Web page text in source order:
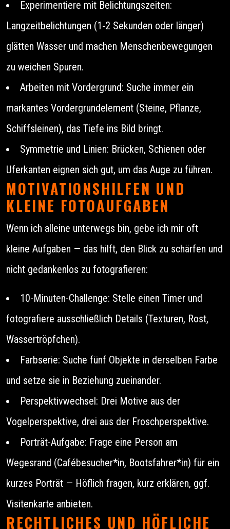
Experimentiere mit Belichtungszeiten:
Langzeitbelichtungen (1-2 Sekunden oder länger)
glätten Wasser und machen Menschenbewegungen
zu weichen Spuren.
Arbeiten mit Vordergrund: Suche immer ein
markantes Vordergrundelement (Steine, Pflanze,
Schiffsleinen), das Tiefe ins Bild bringt.
Symmetrie und Linien: Brücken, Schienen oder
Uferkanten eignen sich gut, um das Auge zu führen.
MOTIVATIONSHILFEN UND
KLEINE FOTOAUFGABEN
Wenn ich alleine unterwegs bin, gebe ich mir oft
kleine Aufgaben — das hilft, den Blick zu schärfen und
nicht gedankenlos zu fotografieren:
10-Minuten-Challenge: Stelle einen Timer und
fotografiere ausschließlich Details (Texturen, Rost,
Wassertröpfchen).
Farbserie: Suche fünf Objekte in derselben Farbe
und setze sie in Beziehung zueinander.
Perspektivwechsel: Drei Motive aus der
Vogelperspektive, drei aus der Froschperspektive.
Porträt-Aufgabe: Frage eine Person am
Wegesrand (Cafébesucher*in, Bootsfahrer*in) für ein
kurzes Porträt — Höflich fragen, kurz erklären, ggf.
Visitenkarte anbieten.
RECHTLICHES UND HÖFLICHE